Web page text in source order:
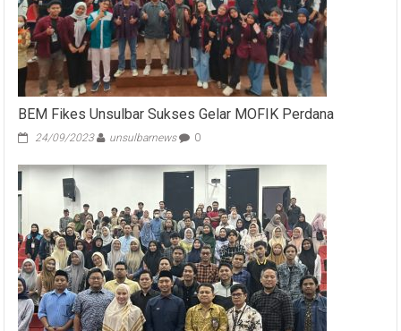
BEM Fikes Unsulbar Sukses Gelar MOFIK Perdana
24/09/2023 unsulbarnews 0